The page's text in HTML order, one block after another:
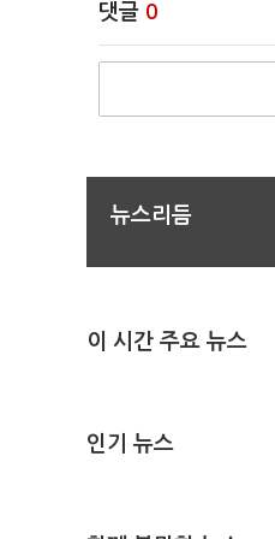
댓글 0
뉴스리듬
이 시간 주요 뉴스
인기 뉴스